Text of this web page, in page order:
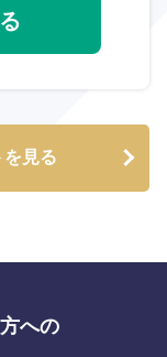
見る
への